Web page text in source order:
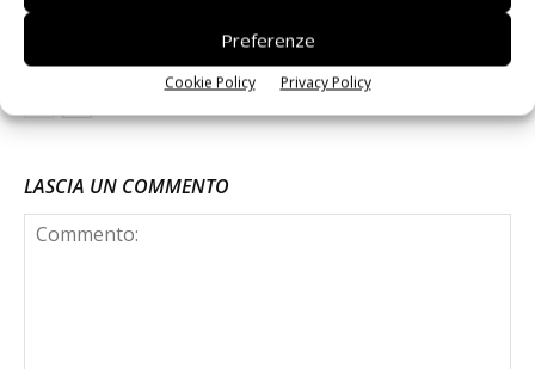
Preferenze
Cookie Policy Privacy Policy
LASCIA UN COMMENTO